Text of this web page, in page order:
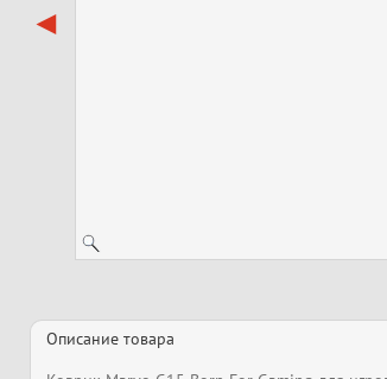
Описание товара